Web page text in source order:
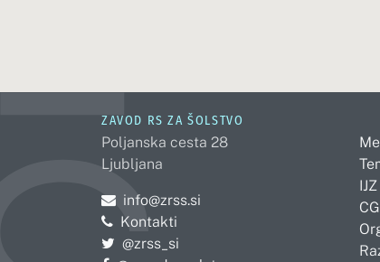
ZAVOD RS ZA ŠOLSTVO
Poljanska cesta 28
Ljubljana
Pošljite e-mail na
info@zrss.si
Kontakti
Pojdite na Twitter:
@zrss_si
IJZ